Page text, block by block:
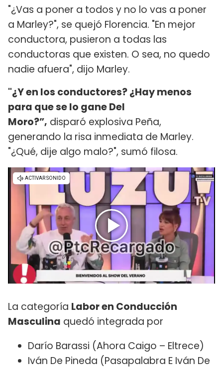
"¿Vas a poner a todos y no lo vas a poner
a Marley?", se quejó Florencia. "En mejor
conductora, pusieron a todas las
conductoras que existen. O sea, no quedo
nadie afuera", dijo Marley.
"¿Y en los conductores? ¿Hay menos
para que se lo gane Del
Moro?”, disparó explosiva Peña,
generando la risa inmediata de Marley.
"¿Qué, dije algo malo?", sumó filosa.
La categoría Labor en Conducción
Masculina quedó integrada por
Darío Barassi (Ahora Caigo – Eltrece)
Iván De Pineda (Pasapalabra E Iván De